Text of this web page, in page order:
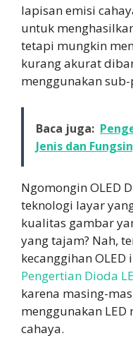
lapisan emisi
untuk
tetapi mungkin
kurang akurat
menggunakan sub-
Baca juga:
Jenis dan
Ngomongin OLED
teknologi layar
kualitas gambar
yang tajam? Nah,
kecanggihan
Pengertian Dioda
karena masing-
menggunakan
cahaya.